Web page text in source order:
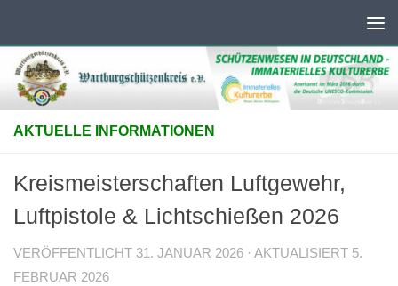
AKTUELLE INFORMATIONEN
Kreismeisterschaften Luftgewehr,
Luftpistole & Lichtschießen 2026
VERÖFFENTLICHT 31. JANUAR 2026 · AKTUALISIERT 5.
FEBRUAR 2026